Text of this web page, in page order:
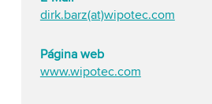
dirk.barz(at)wipotec.com
Página web
www.wipotec.com